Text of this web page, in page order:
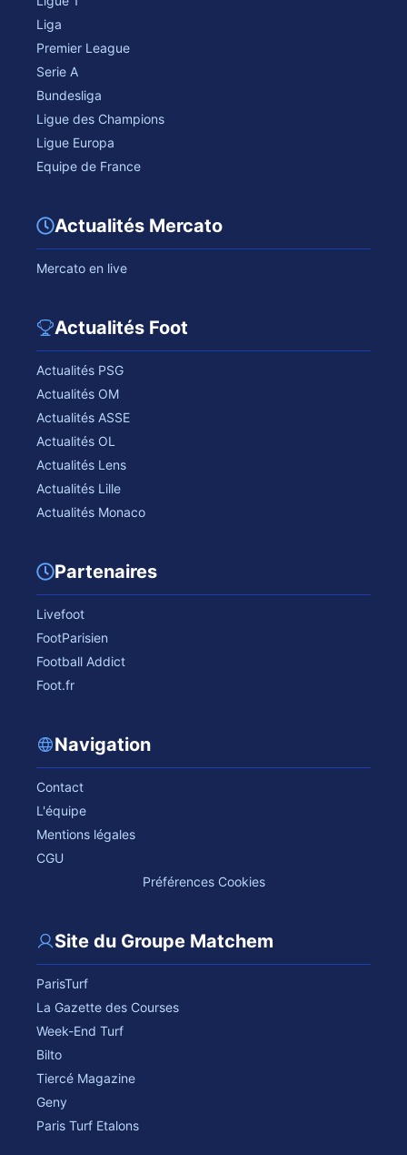
Liga
Premier League
Serie A
Bundesliga
Ligue des Champions
Ligue Europa
Equipe de France
Actualités Mercato
Mercato en live
Actualités Foot
Actualités PSG
Actualités OM
Actualités ASSE
Actualités OL
Actualités Lens
Actualités Lille
Actualités Monaco
Partenaires
Livefoot
FootParisien
Football Addict
Foot.fr
Navigation
Contact
L'équipe
Mentions légales
CGU
Préférences Cookies
Site du Groupe Matchem
ParisTurf
La Gazette des Courses
Week-End Turf
Bilto
Tiercé Magazine
Geny
Paris Turf Etalons